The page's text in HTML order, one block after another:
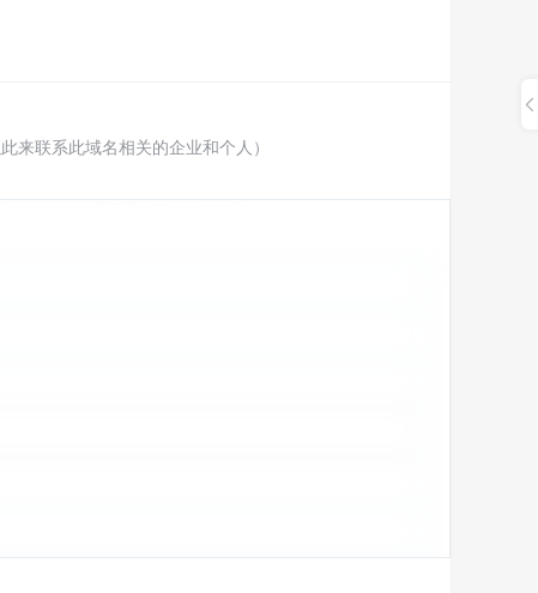
来联系此域名相关的企业和个人）
